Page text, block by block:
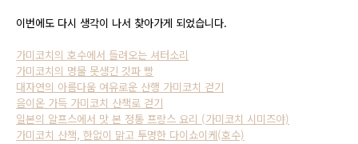
이번에도 다시 생각이 나서 찾아가게 되었습니다.
가미코치의 호수에서 들려오는 셔터소리
가미코치의 명물 못생긴 갓파 빵
대자연의 아름다움 여유로운 산행 가미코치 걷기
음이온 가득 가미코치 산책로 걷기
일본의 알프스에서 맛 본 정통 프랑스 요리 (가미코치 시미즈야)
가미코치 산책, 한없이 맑고 투명한 다이쇼이케(호수)